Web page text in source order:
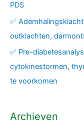
PDS
✅
outklachten,
✅ Pre-
cytokinestormen,
te voorkomen
Archieven